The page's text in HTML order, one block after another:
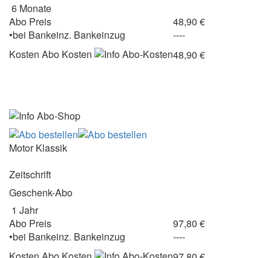
6 Monate
Abo Preis
48,90 €
•bei Bankeinz. Bankeinzug
----
Kosten Abo Kosten 48,90 €
Motor Klassik
Zeitschrift
Geschenk-Abo
1 Jahr
Abo Preis
97,80 €
•bei Bankeinz. Bankeinzug
----